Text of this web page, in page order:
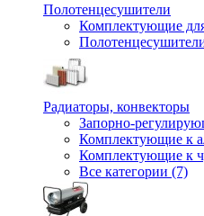
Полотенцесушители
Комплектующие
Радиаторы, конвекторы
Запорно-
Комплектующие к
Комплектующие к
Все категории (7)